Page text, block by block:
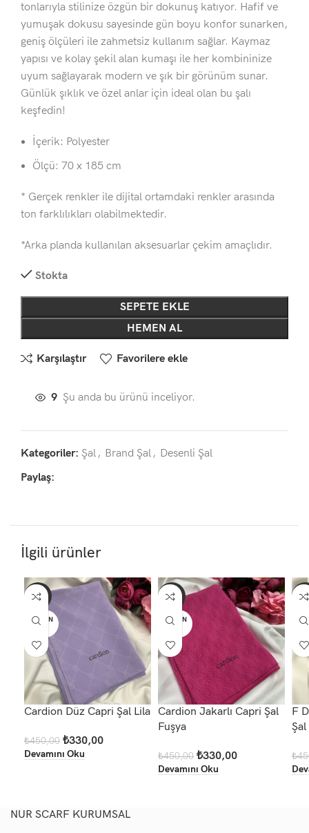
tonlarıyla stilinize özgün bir dokunuş katıyor. Hafif ve
yumuşak dokusu sayesinde gün boyu konfor sunarken,
geniş ölçüleri ile zahmetsiz kullanım sağlar. Kaymaz
yapısı ve kolay şekil alan kumaşı ile her kombininize
uyum sağlayarak modern ve şık bir görünüm sunar.
Günlük şıklık ve özel anlar için ideal olan bu şalı
keşfedin!
İçerik: Polyester
Ölçü: 70 x 185 cm
* Gerçek renkler ile dijital ortamdaki renkler arasında
ton farklılıkları olabilmektedir.
*Arka planda kullanılan aksesuarlar çekim amaçlıdır.
Stokta
SEPETE EKLE
HEMEN AL
Karşılaştır Favorilere ekle
9 Şu anda bu ürünü inceliyor.
Kategoriler: Şal, Brand Şal, Desenli Şal
Paylaş:
İlgili ürünler
-27%
TÜKEN
Cardion Düz Capri Şal Lila
₺450,00 ₺330,00
Devamını Oku
-27%
TÜKEN
Cardion Jakarlı Capri Şal
Fuşya
₺450,00 ₺330,00
Devamını Oku
-
F
Şal
₺
NUR SCARF KURUMSAL